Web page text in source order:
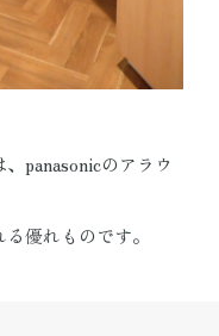
panasonicのアラウ
優れものです。